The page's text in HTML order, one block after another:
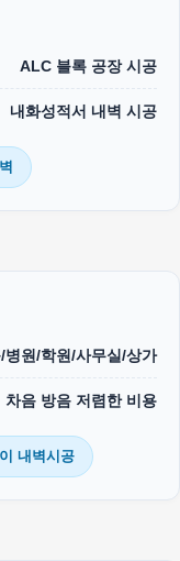
ALC 블록 공장 시공
내화성적서 내벽 시공
병원/학원/사무실/상가
차음 방음 저렴한 비용
내벽시공